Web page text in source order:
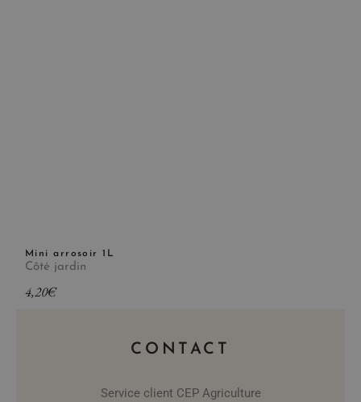
Mini arrosoir 1L
Côté jardin
4,20€
CONTACT
Service client CEP Agriculture